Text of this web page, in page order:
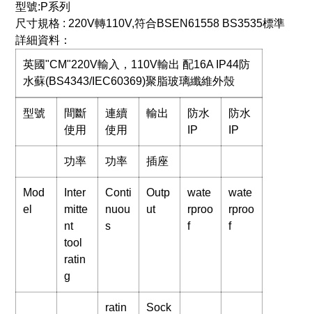
型號:​P系列
尺寸規格 : 220V轉110V,符合BSEN61558 BS3535標準
詳細資料：
英國"CM"220V輸入，110V輸出 配16A IP44防
水蘇(BS4343/IEC60369)聚脂玻璃纖維外殼
型號
間斷
使用
連續
使用
輸出
防水
IP
防水
IP
功率 功率 插座
Mod
el
Inter
mitte
nt
tool
ratin
g
Conti
nuou
s
Outp
ut
wate
rproo
f
wate
rproo
f
ratin
Sock